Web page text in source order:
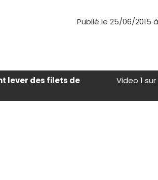
Publié le 25/06/2015
lever des filets de
Video 1 sur